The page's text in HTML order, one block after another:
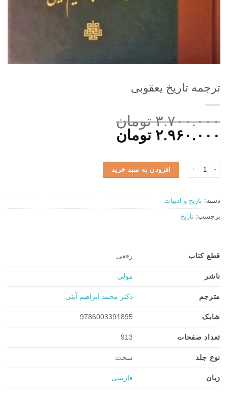
ترجمه تاریخ یعقوبی
۳.۷۰۰.۰۰۰ تومان
قیمت
۳.۷۰۰.۰۰۰ تومان
بود.
۲.۹۶۰.۰۰۰ تومان
۲.۹۶۰.۰۰۰ تومان.
ترجمه تاریخ یعقوبی عددافزودن به سبد خرید
دسته: تاریخ و ادبیات
برچسب: تاریخ
قطع کتاب رقعی
ناشر مولی
مترجم دکتر محمد ابراهیم آیتی
شابک 9786003391895
تعداد صفحات 913
نوع جلد سخت
زبان فارسی